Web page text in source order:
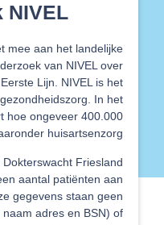
NIVEL
mee aan het landelijke
van NIVEL over
Lijn. NIVEL is het
In het
hoe ongeveer 400.000
huisartsenzorg.
Friesland
aantal patiënten aan
gegevens staan geen
adres en BSN) of